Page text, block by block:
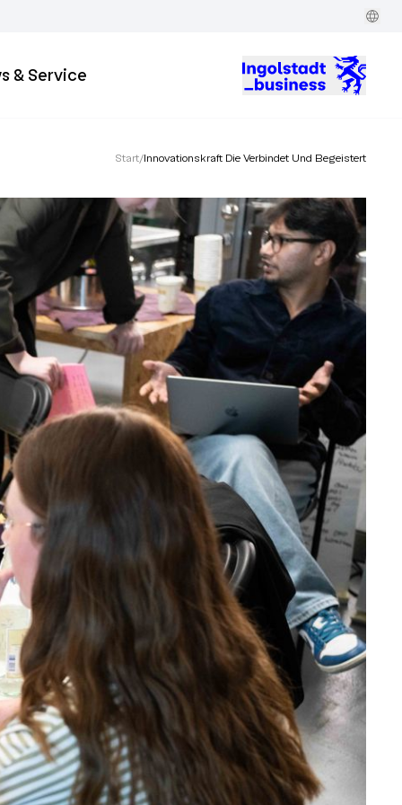
& Service
Start/Innovationskraft Die Verbindet Und Begeistert